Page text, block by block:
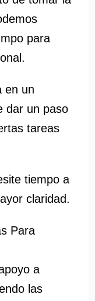
para
en un
dar un paso
tareas
tiempo a
claridad.
Para
a
las